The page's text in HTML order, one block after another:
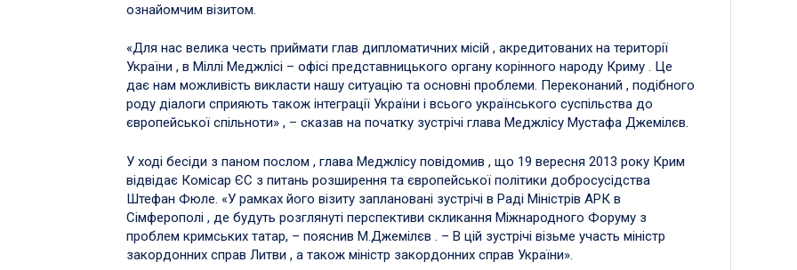
ознайомчим візитом.
«Для нас велика честь приймати глав дипломатичних місій , акредитованих на території
України , в Міллі Меджлісі – офісі представницького органу корінного народу Криму . Це
дає нам можливість викласти нашу ситуацію та основні проблеми. Переконаний , подібного
роду діалоги сприяють також інтеграції України і всього українського суспільства до
європейської спільноти» , – сказав на початку зустрічі глава Меджлісу Мустафа Джемілєв.
У ході бесіди з паном послом , глава Меджлісу повідомив , що 19 вересня 2013 року Крим
відвідає Комісар ЄС з питань розширення та європейської політики добросусідства
Штефан Фюле. «У рамках його візиту заплановані зустрічі в Раді Міністрів АРК в
Сімферополі , де будуть розглянуті перспективи скликання Міжнародного Форуму з
проблем кримських татар, – пояснив М.Джемілєв . – В цій зустрічі візьме участь міністр
закордонних справ Литви , а також міністр закордонних справ України».